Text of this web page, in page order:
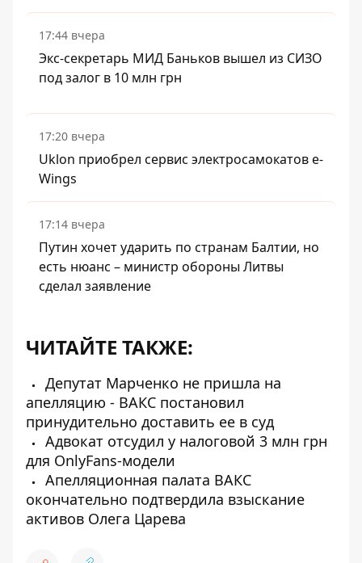
17:44 вчера
Экс-секретарь МИД Баньков вышел из СИЗО
под залог в 10 млн грн
17:20 вчера
Uklon приобрел сервис электросамокатов e-
Wings
17:14 вчера
Путин хочет ударить по странам Балтии, но
есть нюанс – министр обороны Литвы
сделал заявление
ЧИТАЙТЕ ТАКЖЕ:
Депутат Марченко не пришла на
апелляцию - ВАКС постановил
принудительно доставить ее в суд
Адвокат отсудил у налоговой 3 млн грн
для OnlyFans-модели
Апелляционная палата ВАКС
окончательно подтвердила взыскание
активов Олега Царева